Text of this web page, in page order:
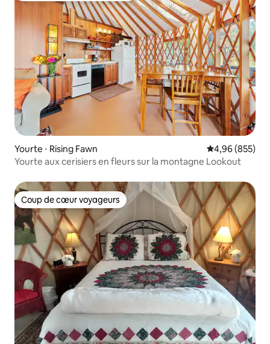
Yourte ⋅ Rising Fawn Évaluation
4,96 (855)
Yourte aux cerisiers en fleurs sur la montagne Lookout
Coup de cœur voyageurs
Coup de cœur voyageurs